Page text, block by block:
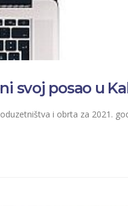
svoj posao u
i obrta za 2021.